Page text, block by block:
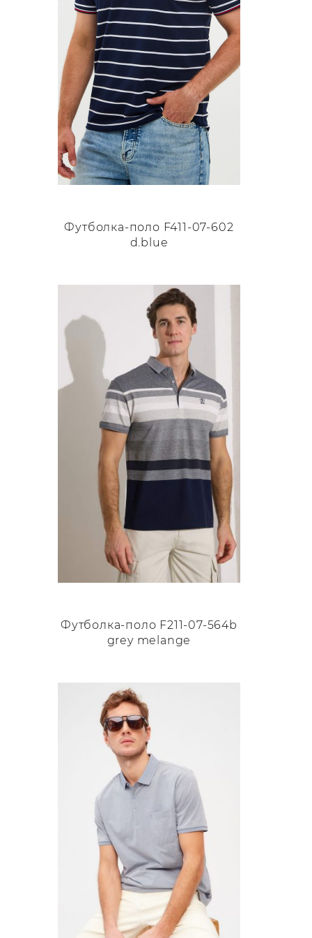
Футболка-поло F411-07-602
d.blue
товар
несколько
вариаций.
Опции
можно
выбрать
странице
Футболка-поло F211-07-564b
grey melange
товар
несколько
вариаций.
выбрать
странице
товара.